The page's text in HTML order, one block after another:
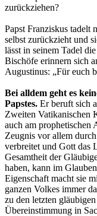
zurückziehen?
Papst Franziskus tadelt
selbst zurückzieht und
lässt in seinem Tadel
Bischöfe erinnern sich
Augustinus: „Für euch
Bei alldem geht es
Papstes. Er beruft sich
Zweiten Vatikanischen
auch am prophetischen
Zeugnis vor allem
verbreitet und Gott das
Gesamtheit der
haben, kann im
Eigenschaft macht sie
ganzen Volkes immer
zu den letzten
Übereinstimmung in